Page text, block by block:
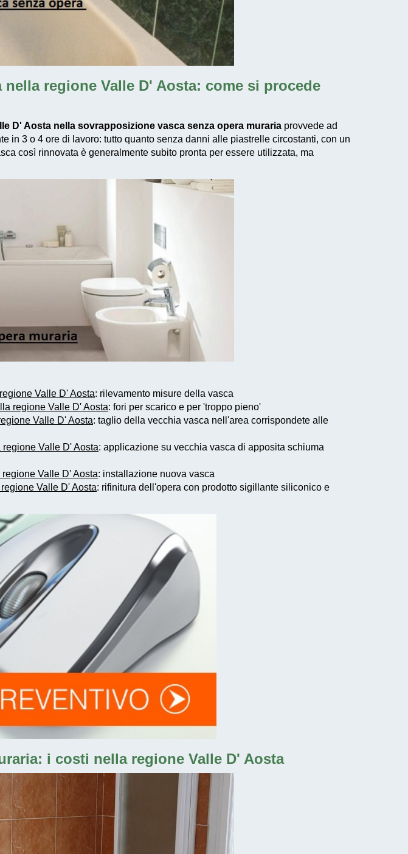
regione Valle D' Aosta: come si procede
D' Aosta nella sovrapposizione vasca senza opera muraria provvede ad
in 3 o 4 ore di lavoro: tutto quanto senza danni alle piastrelle circostanti, con un
così rinnovata è generalmente subito pronta per essere utilizzata, ma
Valle D' Aosta: rilevamento misure della vasca
regione Valle D' Aosta: fori per scarico e per 'troppo pieno'
Valle D' Aosta: taglio della vecchia vasca nell'area corrispondete alle
Valle D' Aosta: applicazione su vecchia vasca di apposita schiuma
Valle D' Aosta: installazione nuova vasca
Valle D' Aosta: rifinitura dell'opera con prodotto sigillante siliconico e
i costi nella regione Valle D' Aosta